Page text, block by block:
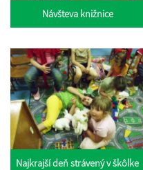
Návšteva knižnice
Najkrajší deň strávený v škôlke